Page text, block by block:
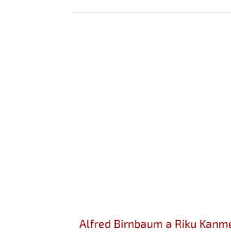
Alfred Birnbaum a Riku